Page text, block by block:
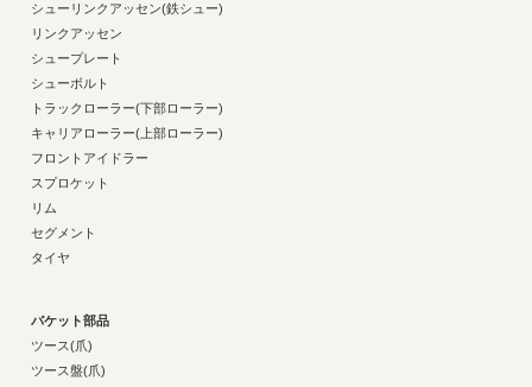
シューリンクアッセン(鉄シュー)
リンクアッセン
シュープレート
シューボルト
トラックローラー(下部ローラー)
キャリアローラー(上部ローラー)
フロントアイドラー
スプロケット
リム
セグメント
タイヤ
バケット部品
ツース(爪)
ツース盤(爪)